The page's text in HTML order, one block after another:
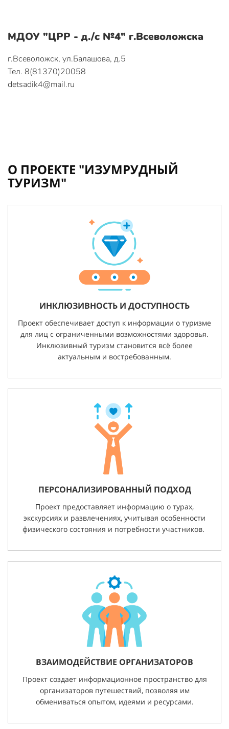
МДОУ "ЦРР - д./с №4" г.Всеволожска
г.Всеволожск, ул.Балашова, д.5
Тел. 8(81370)20058
detsadik4@mail.ru
О ПРОЕКТЕ "ИЗУМРУДНЫЙ
ТУРИЗМ"
ИНКЛЮЗИВНОСТЬ И ДОСТУПНОСТЬ
Проект обеспечивает доступ к информации о туризме
для лиц с ограниченными возможностями здоровья.
Инклюзивный туризм становится всё более
актуальным и востребованным.
ПЕРСОНАЛИЗИРОВАННЫЙ ПОДХОД
Проект предоставляет информацию о турах,
экскурсиях и развлечениях, учитывая особенности
физического состояния и потребности участников.
ВЗАИМОДЕЙСТВИЕ ОРГАНИЗАТОРОВ
Проект создает информационное пространство для
организаторов путешествий, позволяя им
обмениваться опытом, идеями и ресурсами.